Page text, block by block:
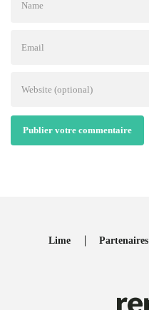
Publier votre commentaire
Lime Partenaires